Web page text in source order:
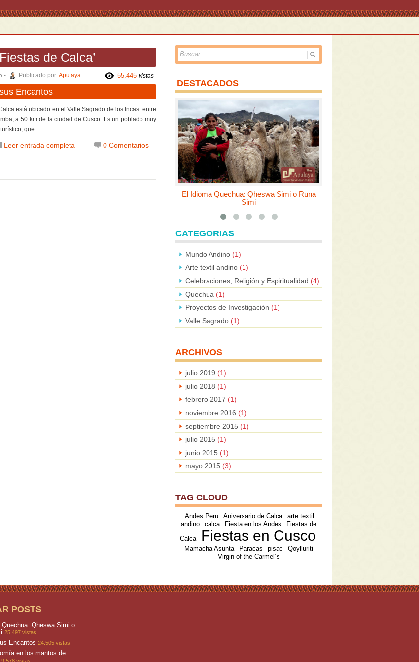
de Calca’
- Publicado por:Apulaya 55.445 vistas
Encantos
está ubicado en el Valle Sagrado de los Incas, entre
a 50 km de la ciudad de Cusco. Es un poblado muy
que...
Leer entrada completa 0 Comentarios
DESTACADOS
El Idioma Quechua: Qheswa Simi o Runa
Simi
CATEGORIAS
Mundo Andino (1)
Arte textil andino (1)
Celebraciones, Religión y Espiritualidad (4)
Quechua (1)
Proyectos de Investigación (1)
Valle Sagrado (1)
ARCHIVOS
julio 2019 (1)
julio 2018 (1)
febrero 2017 (1)
noviembre 2016 (1)
septiembre 2015 (1)
julio 2015 (1)
junio 2015 (1)
mayo 2015 (3)
TAG CLOUD
Andes Peru Aniversario de Calca
arte textil
andino
calca Fiesta en los Andes
Fiestas de
Calca
Fiestas en Cusco
Mamacha Asunta Paracas pisac
Qoylluriti
Virgin of the Carmel´s
POSTS
Quechua: Qheswa Simi o
25.497 vistas
Encantos 24.505 vistas
en los mantos de
vistas